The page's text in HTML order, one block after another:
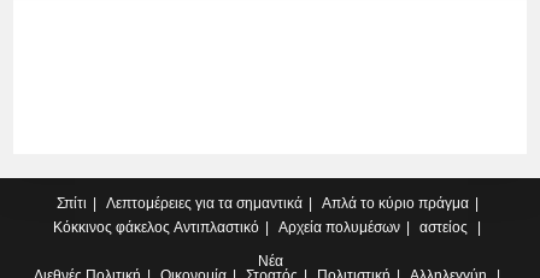
Σπίτι Λεπτομέρειες για τα σημαντικά
Απλά το κύριο πράγμα
Κόκκινος φάκελος Αντιπλαστικό Αρχεία πολυμέσων
αστείος
Νέα